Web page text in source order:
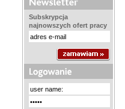
Subskrypcja
najnowszych ofert pracy